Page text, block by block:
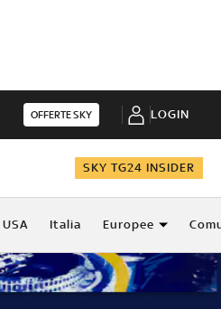
OFFERTE SKY LOGIN
SKY TG24 INSIDER
USA Italia Europee